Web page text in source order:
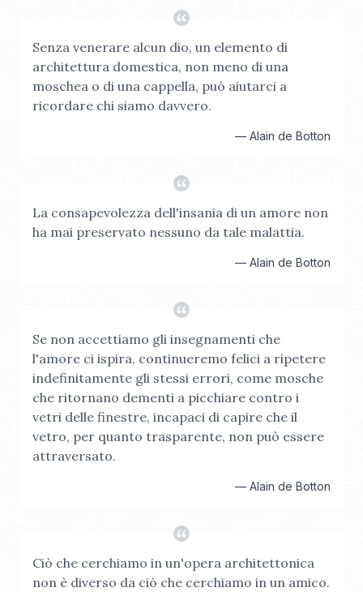
Senza venerare alcun dio, un elemento di
architettura domestica, non meno di una
moschea o di una cappella, può aiutarci a
ricordare chi siamo davvero.
— Alain de Botton
La consapevolezza dell'insania di un amore non
ha mai preservato nessuno da tale malattia.
— Alain de Botton
Se non accettiamo gli insegnamenti che
l'amore ci ispira, continueremo felici a ripetere
indefinitamente gli stessi errori, come mosche
che ritornano dementi a picchiare contro i
vetri delle finestre, incapaci di capire che il
vetro, per quanto trasparente, non può essere
attraversato.
— Alain de Botton
Ciò che cerchiamo in un'opera architettonica
non è diverso da ciò che cerchiamo in un amico.